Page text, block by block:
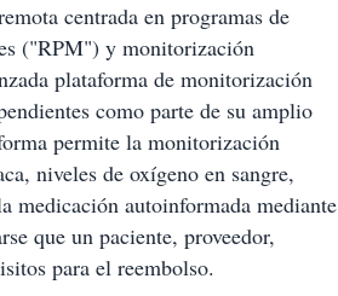
centrada en programas de
("RPM") y monitorización
plataforma de monitorización
como parte de su amplio
permite la monitorización
niveles de oxígeno en sangre,
medicación autoinformada mediante
que un paciente, proveedor,
para el reembolso.